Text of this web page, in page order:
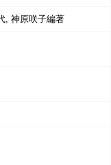
, 神原咲子編著